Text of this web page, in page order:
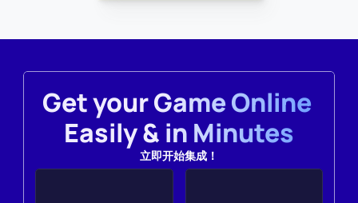
Get your Game Online
Easily & in Minutes
立即开始集成！